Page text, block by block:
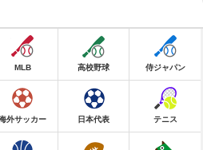
MLB 高校野球 侍ジャパン
外サッカー 日本代表 テニス